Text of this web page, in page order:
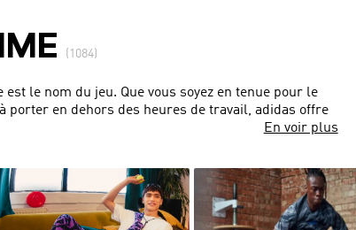
(1084)
le nom du jeu. Que vous soyez en tenue pour le
porter en dehors des heures de travail, adidas offre
En voir plus